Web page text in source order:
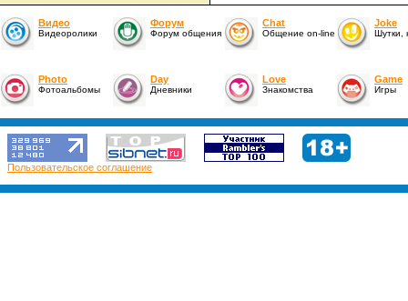
Видео
Видеоролики
Форум
Форум общения
Chat
Общение on-line
Joke
Шутки,
Photo
Фотоальбомы
Day
Дневники
Love
Знакомства
Game
Игры
Пользовательское соглашение